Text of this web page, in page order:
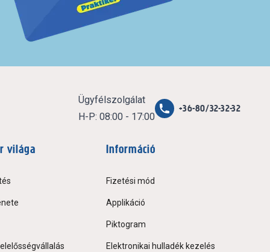
Ügyfélszolgálat
H-P: 08:00 - 17:00
+36-80/32-32-32
világa Információ
Fizetési mód
Applikáció
Piktogram
Elektronikai hulladék kezelés